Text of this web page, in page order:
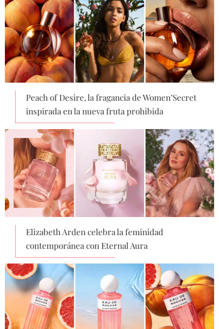
Peach of Desire, la fragancia de Women’Secret
inspirada en la nueva fruta prohibida
Elizabeth Arden celebra la feminidad
contemporánea con Eternal Aura